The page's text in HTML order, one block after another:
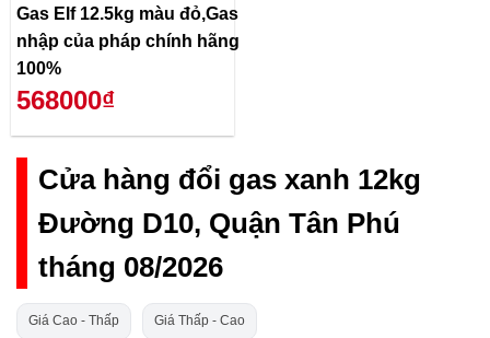
Gas Elf 12.5kg màu đỏ,Gas
nhập của pháp chính hãng
100%
568000₫
Cửa hàng đổi gas xanh 12kg
Đường D10, Quận Tân Phú
tháng 08/2026
Giá Cao - Thấp Giá Thấp - Cao